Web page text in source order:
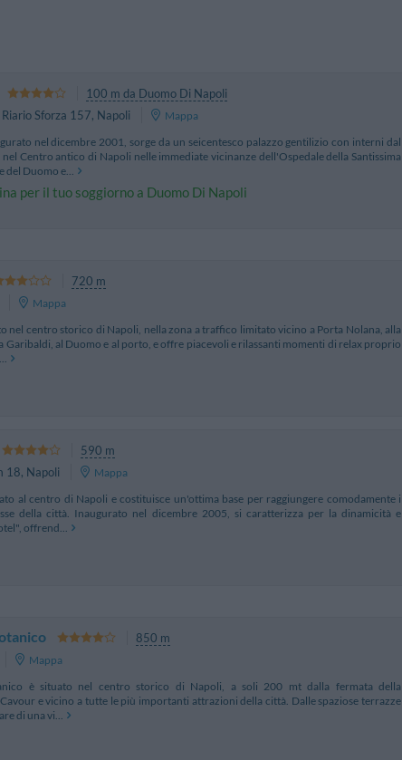
100 m da Duomo Di Napoli
Sforza 157, Napoli
Mappa
nel dicembre 2001, sorge da un seicentesco palazzo gentilizio con interni dal
Centro antico di Napoli nelle immediate vicinanze dell'Ospedale della Santissima
Duomo e...
per il tuo soggiorno a Duomo Di Napoli
720 m
Mappa
nel centro storico di Napoli, nella zona a traffico limitato vicino a Porta Nolana, alla
Garibaldi, al Duomo e al porto, e offre piacevoli e rilassanti momenti di relax proprio
590 m
18, Napoli
Mappa
al centro di Napoli e costituisce un'ottima base per raggiungere comodamente i
della città. Inaugurato nel dicembre 2005, si caratterizza per la dinamicità e
offrend...
850 m
Mappa
è situato nel centro storico di Napoli, a soli 200 mt dalla fermata della
e vicino a tutte le più importanti attrazioni della città. Dalle spaziose terrazze
di una vi...